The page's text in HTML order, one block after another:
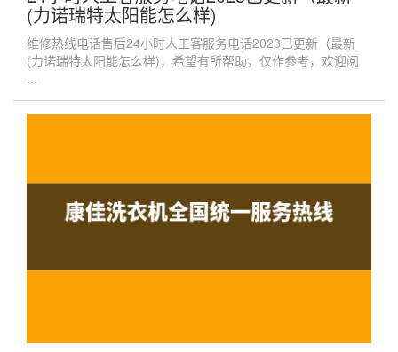
(力诺瑞特太阳能怎么样)
维修热线电话售后24小时人工客服务电话2023已更新（最新
(力诺瑞特太阳能怎么样)，希望有所帮助，仅作参考，欢迎阅
...